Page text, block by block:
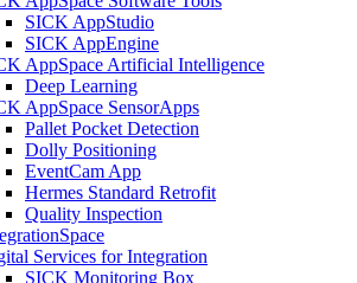
SICK AppStudio
SICK AppEngine
AppSpace Artificial Intelligence
Deep Learning
AppSpace SensorApps
Pallet Pocket Detection
Dolly Positioning
EventCam App
Hermes Standard Retrofit
Quality Inspection
Services for Integration
SICK Monitoring Box